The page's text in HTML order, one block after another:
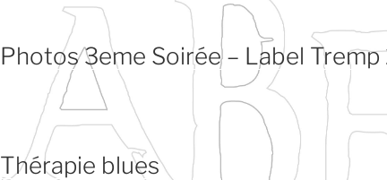
Photos 3eme Soirée – Label Tremp
Thérapie blues